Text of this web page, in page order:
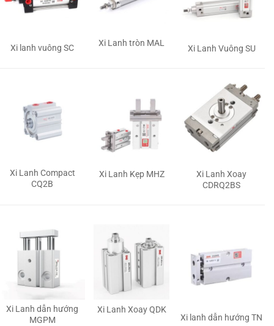
Xi lanh vuông SC Xi Lanh tròn MAL
Xi Lanh Vuông SU
Xi Lanh Compact
CQ2B
Xi Lanh Kẹp MHZ
Xi Lanh Xoay
CDRQ2BS
Xi Lanh dẫn hướng
MGPM
Xi Lanh Xoay QDK
Xi lanh dẫn hướng TN